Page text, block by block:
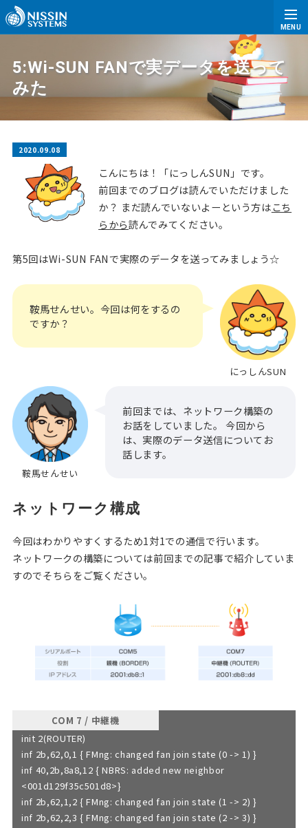
MENU
5:Wi-SUN FANで実データを送って
みた
2020.09.08
こんにちは！「にっしんSUN」です。
前回までのブログは読んでいただけました
か？ まだ読んでいないよーという方はこち
らから読んでみてください。
第5回はWi-SUN FANで実際のデータを送ってみましょう☆
にっしんSUN
鞍馬せんせい。今回は何をするの
ですか？
鞍馬せんせい
前回までは、ネットワーク構築の
お話をしていました。
今回から
は、実際のデータ送信についてお
話します。
ネットワーク構成
今回はわかりやすくするため1対1での通信で行います。
ネットワークの構築については前回までの記事で紹介していま
すのでそちらをご覧ください。
COM 7 / 中継機
init 2(ROUTER)
inf 2b,62,0,1 { FMng: changed fan join state (0 -> 1) }
inf 40,2b,8a8,12 { NBRS: added new neighbor
<001d129f35c501d8>}
inf 2b,62,1,2 { FMng: changed fan join state (1 -> 2) }
inf 2b,62,2,3 { FMng: changed fan join state (2 -> 3) }